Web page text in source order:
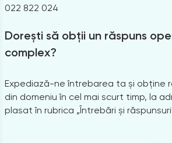
022 822 024
Dorești să obții un răspuns
complex?
Expediază-ne întrebarea ta și obține
din domeniu în cel mai scurt timp, la
plasat în rubrica „Întrebări și